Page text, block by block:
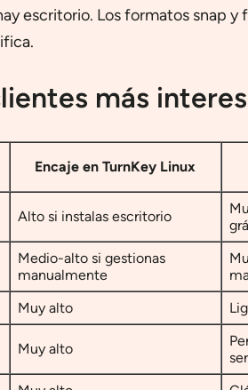
escritorio. Los formatos snap
más
Encaje en TurnKey Linux
Alto si instalas escritorio
Medio-alto si gestionas
manualmente
Muy alto
Muy alto